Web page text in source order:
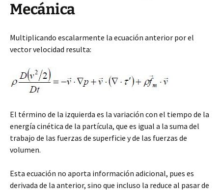
Mecánica
Multiplicando escalarmente la ecuación anterior por el
vector velocidad resulta:
El término de la izquierda es la variación con el tiempo de la
energía cinética de la partícula, que es igual a la suma del
trabajo de las fuerzas de superficie y de las fuerzas de
volumen.
Esta ecuación no aporta información adicional, pues es
derivada de la anterior, sino que incluso la reduce al pasar de